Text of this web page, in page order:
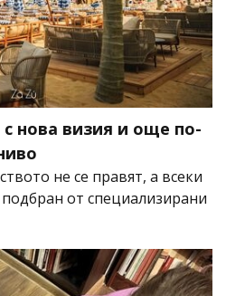
с нова визия и още по-
не се правят, а всеки
от специализирани